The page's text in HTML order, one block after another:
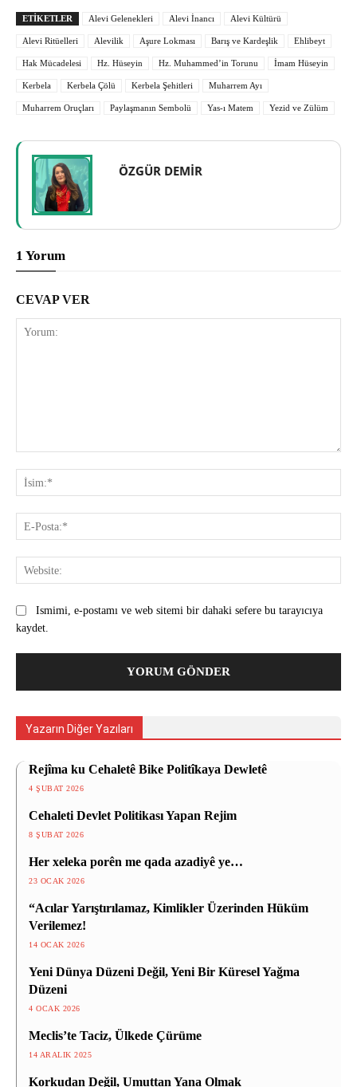
ETIKETLER Alevi Gelenekleri Alevi İnancı Alevi Kültürü
Alevi Ritüelleri Alevilik Aşure Lokması Barış ve Kardeşlik Ehlibeyt
Hak Mücadelesi Hz. Hüseyin Hz. Muhammed’in Torunu İmam Hüseyin
Kerbela Kerbela Çölü Kerbela Şehitleri Muharrem Ayı
Muharrem Oruçları Paylaşmanın Sembolü Yas-ı Matem Yezid ve Zülüm
ÖZGÜR DEMİR
1 Yorum
CEVAP VER
Ismimi, e-postamı ve web sitemi bir dahaki sefere bu tarayıcıya
kaydet.
Yazarın Diğer Yazıları
Rejîma ku Cehaletê Bike Politîkaya Dewletê
4 ŞUBAT 2026
Cehaleti Devlet Politikası Yapan Rejim
8 ŞUBAT 2026
Her xeleka porên me qada azadiyê ye…
23 OCAK 2026
“Acılar Yarıştırılamaz, Kimlikler Üzerinden Hüküm
Verilemez!
14 OCAK 2026
Yeni Dünya Düzeni Değil, Yeni Bir Küresel Yağma
Düzeni
4 OCAK 2026
Meclis’te Taciz, Ülkede Çürüme
14 ARALIK 2025
Korkudan Değil, Umuttan Yana Olmak